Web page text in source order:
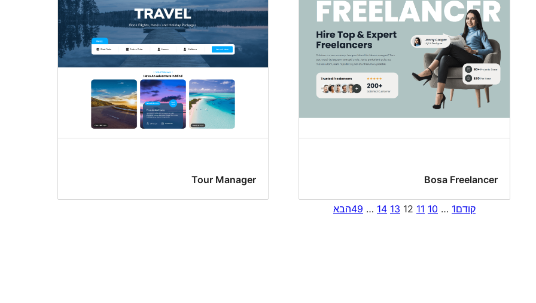
Bosa Freelancer
Tour Manager
קודם1
…
10
11
12
13
14
…
49הבא